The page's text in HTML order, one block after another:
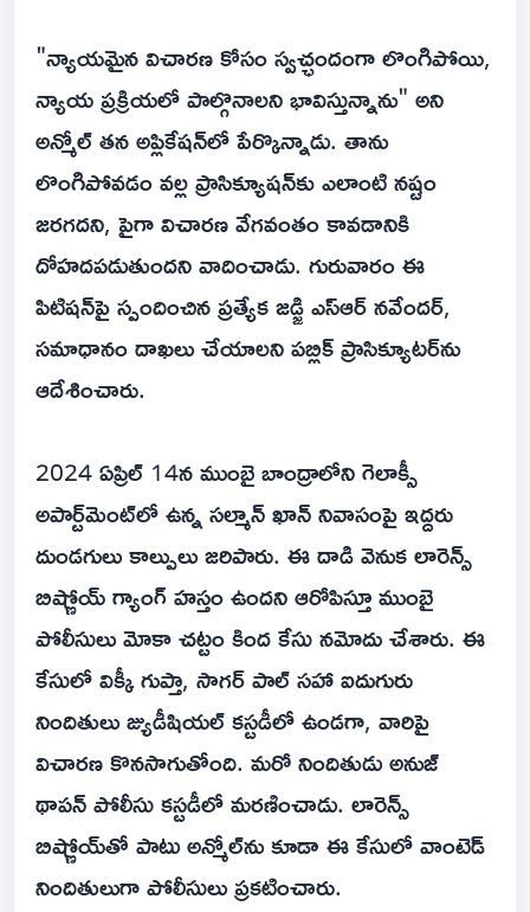
"న్యాయమైన విచారణ కోసం స్వచ్ఛందంగా లొంగిపోయి,
న్యాయ ప్రక్రియలో పాల్గొనాలని భావిస్తున్నాను" అని
అన్మోల్ తన అప్లికేషన్‌లో పేర్కొన్నాడు. తాను
లొంగిపోవడం వల్ల ప్రాసిక్యూషన్‌కు ఎలాంటి నష్టం
జరగదని, పైగా విచారణ వేగవంతం కావడానికి
దోహదపడుతుందని వాదించాడు. గురువారం ఈ
పిటిషన్‌పై స్పందించిన ప్రత్యేక జడ్జి ఎస్ఆర్ నవేందర్,
సమాధానం దాఖలు చేయాలని పబ్లిక్ ప్రాసిక్యూటర్‌ను
ఆదేశించారు.
2024 ఏప్రిల్ 14న ముంబై బాంద్రాలోని గెలాక్సీ
అపార్ట్‌మెంట్‌లో ఉన్న సల్మాన్ ఖాన్ నివాసంపై ఇద్దరు
దుండగులు కాల్పులు జరిపారు. ఈ దాడి వెనుక లారెన్స్
బిష్ణోయ్ గ్యాంగ్ హస్తం ఉందని ఆరోపిస్తూ ముంబై
పోలీసులు మోకా చట్టం కింద కేసు నమోదు చేశారు. ఈ
కేసులో విక్కీ గుప్తా, సాగర్ పాల్ సహా ఐదుగురు
నిందితులు జ్యుడీషియల్ కస్టడీలో ఉండగా, వారిపై
విచారణ కొనసాగుతోంది. మరో నిందితుడు అనుజ్
థాపన్ పోలీసు కస్టడీలో మరణించాడు. లారెన్స్
బిష్ణోయ్‌తో పాటు అన్మోల్‌ను కూడా ఈ కేసులో వాంటెడ్
నిందితులుగా పోలీసులు ప్రకటించారు.